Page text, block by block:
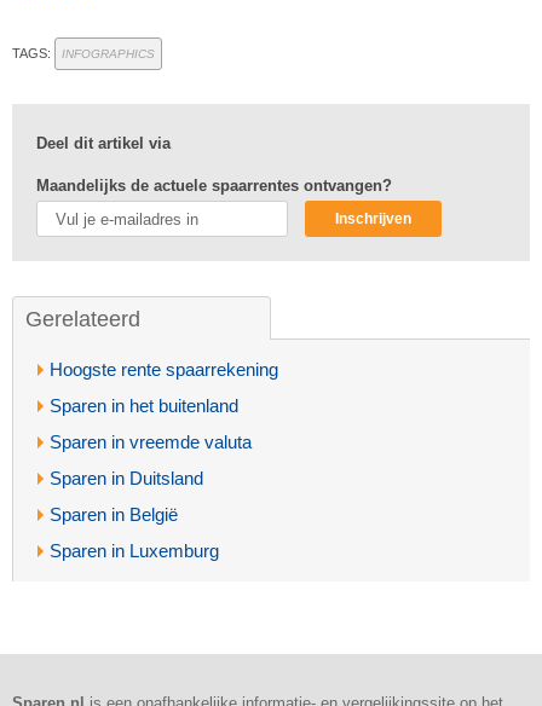
TAGS: INFOGRAPHICS
Deel dit artikel via
Maandelijks de actuele spaarrentes ontvangen?
Inschrijven
Gerelateerd
Hoogste rente spaarrekening
Sparen in het buitenland
Sparen in vreemde valuta
Sparen in Duitsland
Sparen in België
Sparen in Luxemburg